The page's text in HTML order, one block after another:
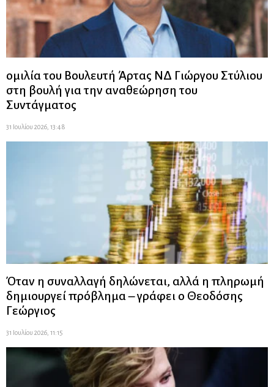
ομιλία του Βουλευτή Άρτας ΝΔ Γιώργου Στύλιου
στη βουλή για την αναθεώρηση του
Συντάγματος
31 Ιουλίου 2026, 13:48
Όταν η συναλλαγή δηλώνεται, αλλά η πληρωμή
δημιουργεί πρόβλημα – γράφει ο Θεοδόσης
Γεώργιος
31 Ιουλίου 2026, 11:15